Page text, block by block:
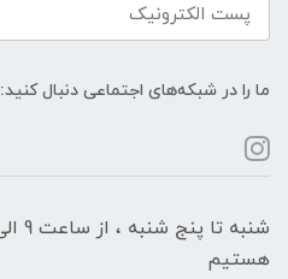
ما را در شبکه‌های اجتماعی دنبال کنید:
هستیم